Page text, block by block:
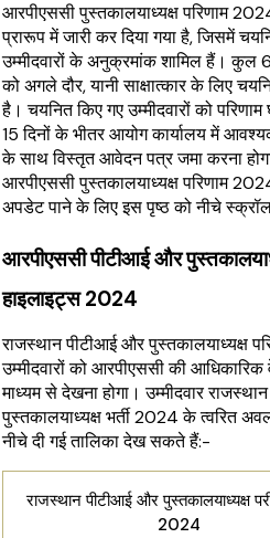
आरपीएससी पुस्तकालयाध्यक्ष परिणाम
प्रारूप में जारी कर दिया गया है, जिसमें
उम्मीदवारों के अनुक्रमांक शामिल हैं। कुल
को अगले दौर, यानी साक्षात्कार के लिए
है। चयनित किए गए उम्मीदवारों को परिणाम
15 दिनों के भीतर आयोग कार्यालय में
के साथ विस्तृत आवेदन पत्र जमा करना
आरपीएससी पुस्तकालयाध्यक्ष परिणाम
अपडेट पाने के लिए इस पृष्ठ को नीचे
आरपीएससी पीटीआई और
हाइलाइट्स 2024
राजस्थान पीटीआई और पुस्तकालयाध्यक्ष
उम्मीदवारों को आरपीएससी की
माध्यम से देखना होगा। उम्मीदवार
पुस्तकालयाध्यक्ष भर्ती 2024 के त्वरित
नीचे दी गई तालिका देख सकते हैं:-
राजस्थान पीटीआई और पुस्तकालयाध्यक्ष
2024